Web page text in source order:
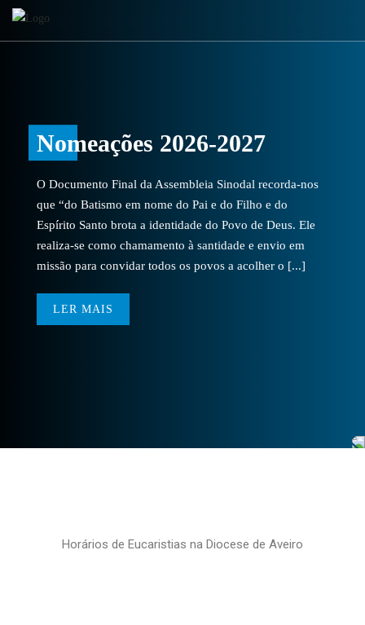
Nomeações 2026-2027
O Documento Final da Assembleia Sinodal recorda-nos
que “do Batismo em nome do Pai e do Filho e do
Espírito Santo brota a identidade do Povo de Deus. Ele
realiza-se como chamamento à santidade e envio em
missão para convidar todos os povos a acolher o [...]
LER MAIS
Horários de Eucaristias na Diocese de Aveiro